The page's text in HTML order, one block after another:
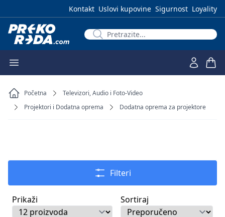
Kontakt Uslovi kupovine Sigurnost Loyality
Početna
Televizori, Audio i Foto-Video
Projektori i Dodatna oprema
Dodatna oprema za projektore
Filteri
Prikaži Sortiraj